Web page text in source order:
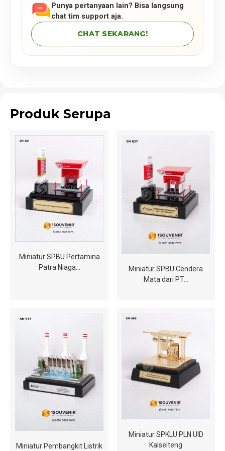
Punya pertanyaan lain? Bisa langsung
chat tim support aja.
CHAT SEKARANG!
Produk Serupa
Miniatur SPBU Pertamina
Patra Niaga…
Miniatur SPBU Cendera
Mata dari PT…
Miniatur Pembangkit Listrik
Miniatur SPKLU PLN UID
Kalselteng